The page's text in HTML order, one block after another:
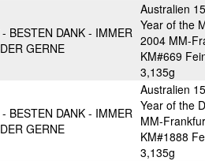
- BESTEN DANK - IMMER
GERNE
Australien
Year of the
2004 MM-
KM#669
3,135g
- BESTEN DANK - IMMER
GERNE
Australien
Year of the
MM-
KM#1888
3,135g